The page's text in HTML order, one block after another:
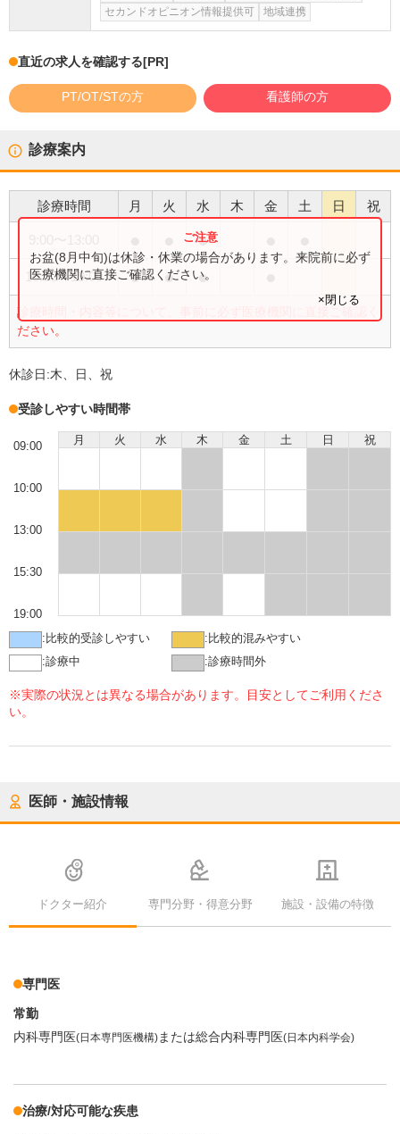
セカンドオピニオン情報提供可
地域連携
直近の求人を確認する[PR]
PT/OT/STの方 看護師の方
診療案内
診療時間 月 火 水 木 金 土 日 祝
●
15:30〜19:00 ● ● ●
診療時間・内容等について、事前に必ず医療機関に直接ご確認く
ださい。
お盆(8月中旬)は休診・休業の場合があります。来院前に必ず
医療機関に直接ご確認ください。
×閉じる
休診日:木、日、祝
受診しやすい時間帯
月 火 水 木 金 土 日 祝
09:00
10:00
13:00
15:30
19:00
: 比較的受診しやすい : 比較的混みやすい
:診療中 :診療時間外
※実際の状況とは異なる場合があります。目安としてご利用くださ
い。
医師・施設情報
ドクター紹介 専門分野・得意分野 施設・設備の特徴
専門医
常勤
内科専門医(日本専門医機構)または総合内科専門医(日本内科学会)
治療/対応可能な疾患